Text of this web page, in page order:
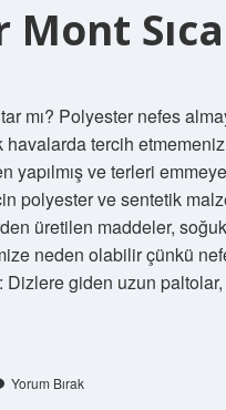
mı? Polyester nefes
havalarda tercih
yapılmış ve terleri
polyester ve sentetik
üretilen maddeler,
neden olabilir çünkü
Dizlere giden uzun
Yorum Bırak